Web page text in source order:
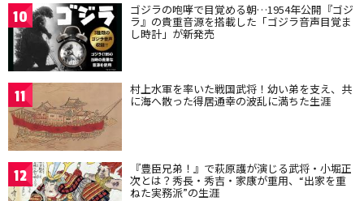
10 ゴジラの咆哮で目覚める朝…1954年公開『ゴジ
ラ』の貴重音源を搭載した「ゴジラ音声目覚ま
し時計」が新発売
11 村上水軍を率いた戦国武将！幼い弟を支え、共
に海へ散った得居通幸の波乱に満ちた生涯
12 『豊臣兄弟！』で萩原護が演じる武将・小堀正
次とは？秀長・秀吉・家康が重用、“出家を重
ねた実務派”の生涯